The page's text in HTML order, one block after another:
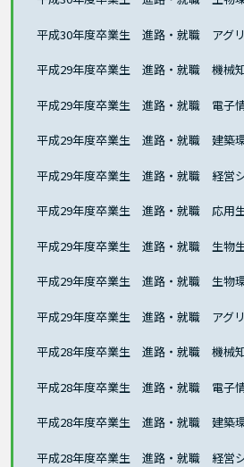
平成30年度卒業生 進路・就職 アグ
平成29年度卒業生 進路・就職 機械
平成29年度卒業生 進路・就職 電子
平成29年度卒業生 進路・就職 建築
平成29年度卒業生 進路・就職 経営
平成29年度卒業生 進路・就職 応用
平成29年度卒業生 進路・就職 生物
平成29年度卒業生 進路・就職 生物
平成29年度卒業生 進路・就職 アグ
平成28年度卒業生 進路・就職 機械
平成28年度卒業生 進路・就職 電子
平成28年度卒業生 進路・就職 建築
平成28年度卒業生 進路・就職 経営